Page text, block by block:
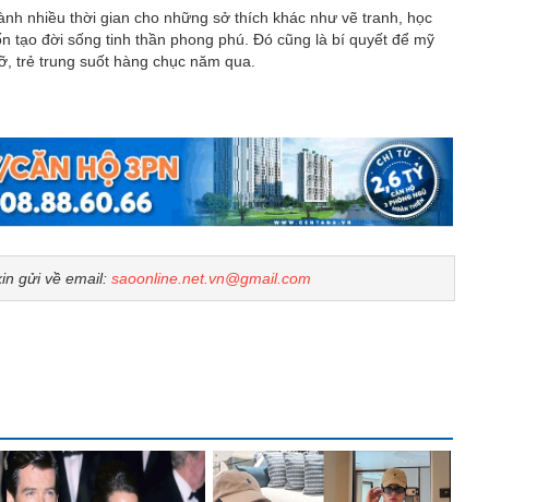
nhiều thời gian cho những sở thích khác như vẽ tranh, học
tạo đời sống tinh thần phong phú. Đó cũng là bí quyết để mỹ
trẻ trung suốt hàng chục năm qua.
gửi về email: saoonline.net.vn@gmail.com